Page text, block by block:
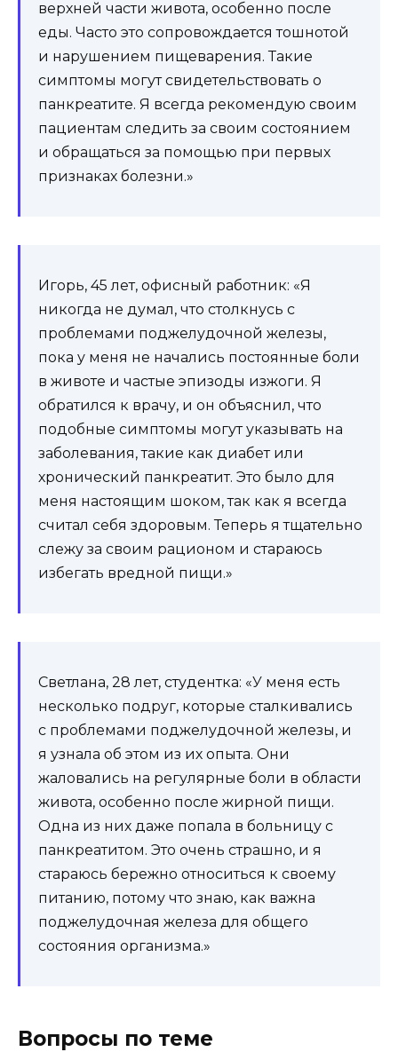
верхней части живота, особенно после
еды. Часто это сопровождается тошнотой
и нарушением пищеварения. Такие
симптомы могут свидетельствовать о
панкреатите. Я всегда рекомендую своим
пациентам следить за своим состоянием
и обращаться за помощью при первых
признаках болезни.»
Игорь, 45 лет, офисный работник: «Я
никогда не думал, что столкнусь с
проблемами поджелудочной железы,
пока у меня не начались постоянные боли
в животе и частые эпизоды изжоги. Я
обратился к врачу, и он объяснил, что
подобные симптомы могут указывать на
заболевания, такие как диабет или
хронический панкреатит. Это было для
меня настоящим шоком, так как я всегда
считал себя здоровым. Теперь я тщательно
слежу за своим рационом и стараюсь
избегать вредной пищи.»
Светлана, 28 лет, студентка: «У меня есть
несколько подруг, которые сталкивались
с проблемами поджелудочной железы, и
я узнала об этом из их опыта. Они
жаловались на регулярные боли в области
живота, особенно после жирной пищи.
Одна из них даже попала в больницу с
панкреатитом. Это очень страшно, и я
стараюсь бережно относиться к своему
питанию, потому что знаю, как важна
поджелудочная железа для общего
состояния организма.»
Вопросы по теме